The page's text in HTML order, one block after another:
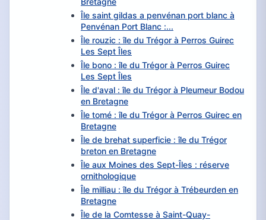
Île saint gildas a penvénan port blanc à
Penvénan Port Blanc :...
Île rouzic : île du Trégor à Perros Guirec
Les Sept Îles
Île bono : île du Trégor à Perros Guirec
Les Sept Îles
Île d'aval : île du Trégor à Pleumeur Bodou
en Bretagne
Île tomé : île du Trégor à Perros Guirec en
Bretagne
Île de brehat superficie : île du Trégor
breton en Bretagne
Île aux Moines des Sept-Îles : réserve
ornithologique
Île milliau : île du Trégor à Trébeurden en
Bretagne
Île de la Comtesse à Saint-Quay-